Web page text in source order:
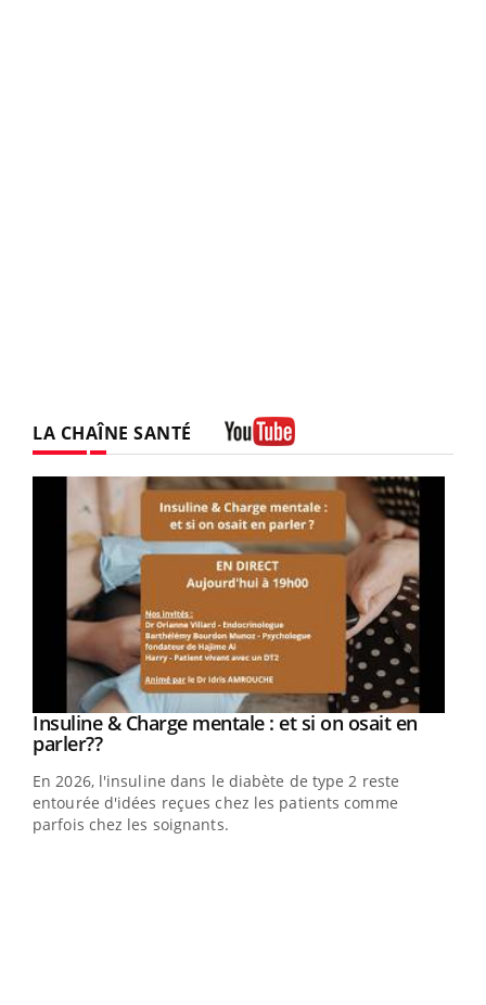
LA CHAÎNE SANTÉ
Youtube
Insuline & Charge mentale : et si on osait en
parler??Youtube
En 2026, l'insuline dans le diabète de type 2 reste
entourée d'idées reçues chez les patients comme
parfois chez les soignants.